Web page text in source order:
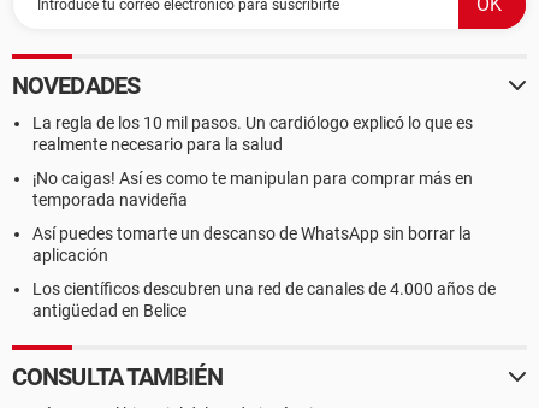
NOVEDADES
La regla de los 10 mil pasos. Un cardiólogo explicó lo que es
realmente necesario para la salud
¡No caigas! Así es como te manipulan para comprar más en
temporada navideña
Así puedes tomarte un descanso de WhatsApp sin borrar la
aplicación
Los científicos descubren una red de canales de 4.000 años de
antigüedad en Belice
CONSULTA TAMBIÉN